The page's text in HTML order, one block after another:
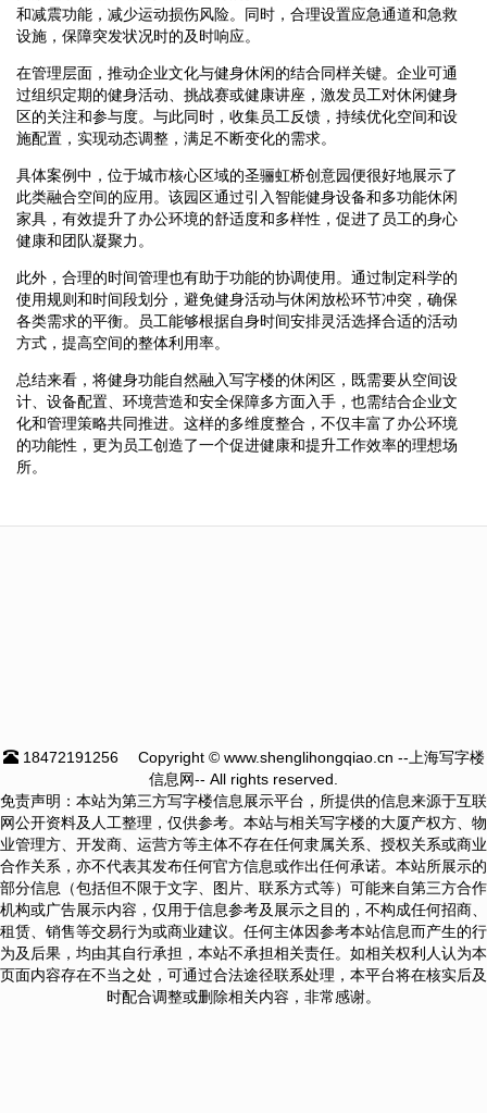
和减震功能，减少运动损伤风险。同时，合理设置应急通道和急救
设施，保障突发状况时的及时响应。
在管理层面，推动企业文化与健身休闲的结合同样关键。企业可通
过组织定期的健身活动、挑战赛或健康讲座，激发员工对休闲健身
区的关注和参与度。与此同时，收集员工反馈，持续优化空间和设
施配置，实现动态调整，满足不断变化的需求。
具体案例中，位于城市核心区域的圣骊虹桥创意园便很好地展示了
此类融合空间的应用。该园区通过引入智能健身设备和多功能休闲
家具，有效提升了办公环境的舒适度和多样性，促进了员工的身心
健康和团队凝聚力。
此外，合理的时间管理也有助于功能的协调使用。通过制定科学的
使用规则和时间段划分，避免健身活动与休闲放松环节冲突，确保
各类需求的平衡。员工能够根据自身时间安排灵活选择合适的活动
方式，提高空间的整体利用率。
总结来看，将健身功能自然融入写字楼的休闲区，既需要从空间设
计、设备配置、环境营造和安全保障多方面入手，也需结合企业文
化和管理策略共同推进。这样的多维度整合，不仅丰富了办公环境
的功能性，更为员工创造了一个促进健康和提升工作效率的理想场
所。
18472191256
Copyright © www.shenglihongqiao.cn --上海写字楼
信息网-- All rights reserved.
免责声明：本站为第三方写字楼信息展示平台，所提供的信息来源于互联
网公开资料及人工整理，仅供参考。本站与相关写字楼的大厦产权方、物
业管理方、开发商、运营方等主体不存在任何隶属关系、授权关系或商业
合作关系，亦不代表其发布任何官方信息或作出任何承诺。本站所展示的
部分信息（包括但不限于文字、图片、联系方式等）可能来自第三方合作
机构或广告展示内容，仅用于信息参考及展示之目的，不构成任何招商、
租赁、销售等交易行为或商业建议。任何主体因参考本站信息而产生的行
为及后果，均由其自行承担，本站不承担相关责任。如相关权利人认为本
页面内容存在不当之处，可通过合法途径联系处理，本平台将在核实后及
时配合调整或删除相关内容，非常感谢。